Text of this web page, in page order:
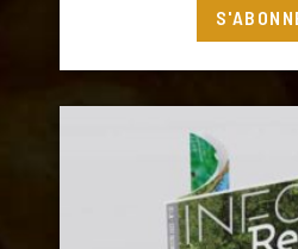
Vous êtes adhérent ?